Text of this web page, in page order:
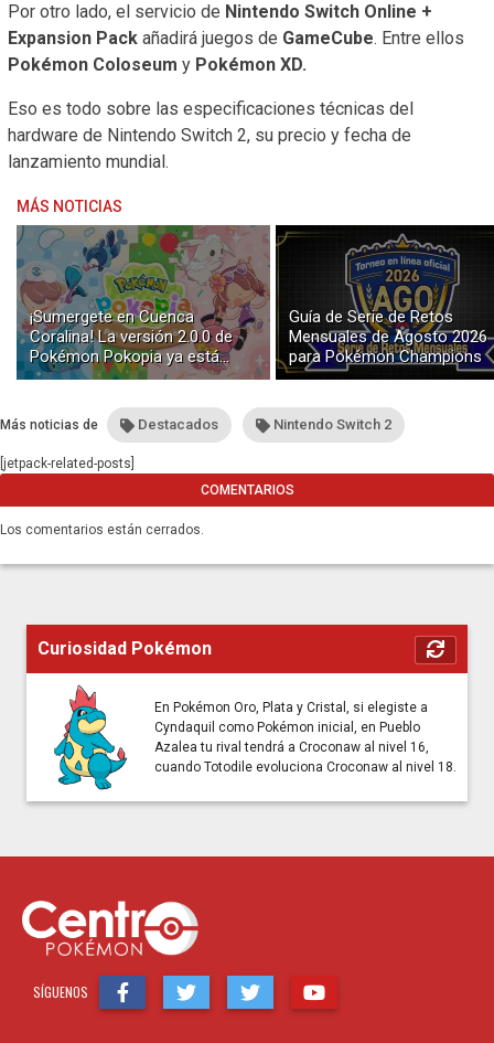
Por otro lado, el servicio de Nintendo Switch Online +
Expansion Pack añadirá juegos de GameCube. Entre ellos
Pokémon Coloseum y Pokémon XD.
Eso es todo sobre las especificaciones técnicas del
hardware de Nintendo Switch 2, su precio y fecha de
lanzamiento mundial.
MÁS NOTICIAS
¡Sumergete en Cuenca
Coralina! La versión 2.0.0 de
Pokémon Pokopia ya está
disponible con buceo y
Guía de Serie de Retos
Mensuales de Agosto 2026
para Pokémon Champions
Más noticias de Destacados Nintendo Switch 2
[jetpack-related-posts]
COMENTARIOS
Los comentarios están cerrados.
Curiosidad Pokémon
En Pokémon Oro, Plata y Cristal, si elegiste a
Cyndaquil como Pokémon inicial, en Pueblo
Azalea tu rival tendrá a Croconaw al nivel 16,
cuando Totodile evoluciona Croconaw al nivel 18.
SÍGUENOS